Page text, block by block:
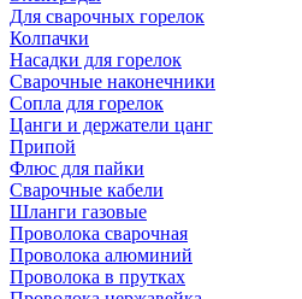
Для сварочных горелок
Колпачки
Насадки для горелок
Сварочные наконечники
Сопла для горелок
Цанги и держатели цанг
Припой
Флюс для пайки
Сварочные кабели
Шланги газовые
Проволока сварочная
Проволока алюминий
Проволока в прутках